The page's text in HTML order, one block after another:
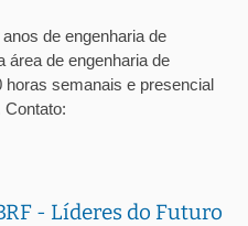
de engenharia de
área de engenharia de
semanais e presencial
Contato:
- Líderes do Futuro